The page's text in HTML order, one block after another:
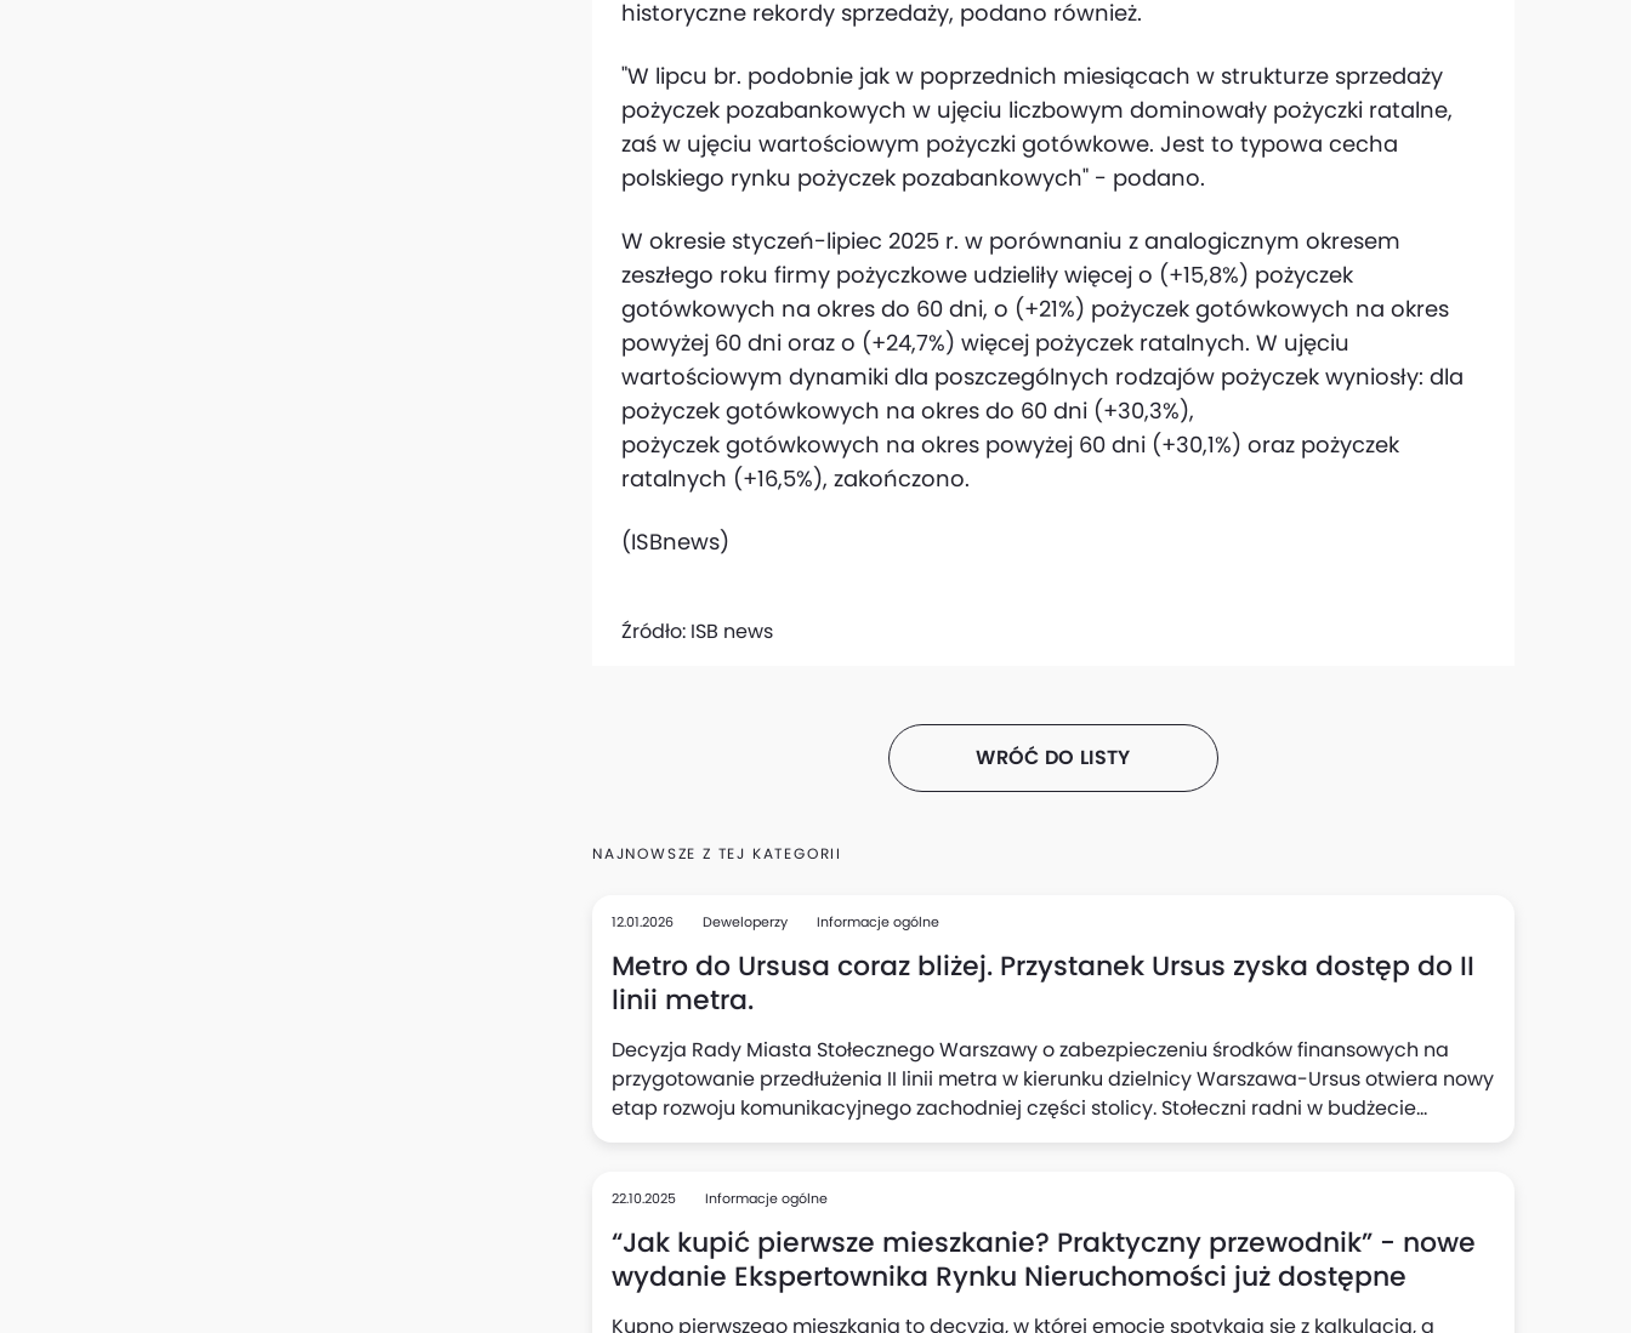
historyczne rekordy sprzedaży, podano również.
"W lipcu br. podobnie jak w poprzednich miesiącach w strukturze sprzedaży
pożyczek pozabankowych w ujęciu liczbowym dominowały pożyczki ratalne,
zaś w ujęciu wartościowym pożyczki gotówkowe. Jest to typowa cecha
polskiego rynku pożyczek pozabankowych" - podano.
W okresie styczeń-lipiec 2025 r. w porównaniu z analogicznym okresem
zeszłego roku firmy pożyczkowe udzieliły więcej o (+15,8%) pożyczek
gotówkowych na okres do 60 dni, o (+21%) pożyczek gotówkowych na okres
powyżej 60 dni oraz o (+24,7%) więcej pożyczek ratalnych. W ujęciu
wartościowym dynamiki dla poszczególnych rodzajów pożyczek wyniosły: dla
pożyczek gotówkowych na okres do 60 dni (+30,3%),
pożyczek gotówkowych na okres powyżej 60 dni (+30,1%) oraz pożyczek
ratalnych (+16,5%), zakończono.
(ISBnews)
Źródło: ISB news
WRÓĆ DO LISTY
NAJNOWSZE Z TEJ KATEGORII
12.01.2026 Deweloperzy Informacje ogólne
Metro do Ursusa coraz bliżej. Przystanek Ursus zyska dostęp do II
linii metra.
Decyzja Rady Miasta Stołecznego Warszawy o zabezpieczeniu środków finansowych na
przygotowanie przedłużenia II linii metra w kierunku dzielnicy Warszawa-Ursus otwiera nowy
etap rozwoju komunikacyjnego zachodniej części stolicy. Stołeczni radni w budżecie
Warszawy na 2026 rok oraz w Wieloletniej Prognozie Finansowej zapisali środki na
Ursusa.
22.10.2025 Informacje ogólne
“Jak kupić pierwsze mieszkanie? Praktyczny przewodnik” - nowe
wydanie Ekspertownika Rynku Nieruchomości już dostępne
Kupno pierwszego mieszkania to decyzja, w której emocje spotykają się z kalkulacją, a